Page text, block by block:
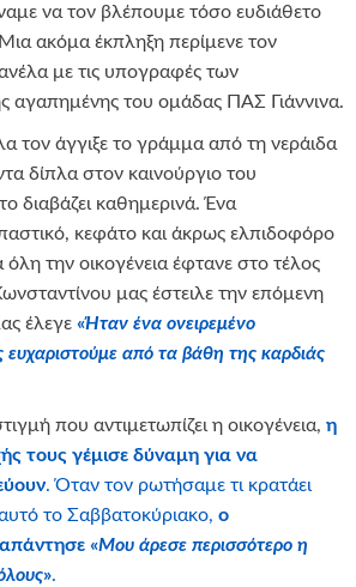
να τον βλέπουμε τόσο ευδιάθετο
ακόμα έκπληξη περίμενε τον
με τις υπογραφές των
αγαπημένης του ομάδας ΠΑΣ Γιάννινα.
τον άγγιξε το γράμμα από τη νεράιδα
δίπλα στον καινούργιο του
διαβάζει καθημερινά. Ένα
κεφάτο και άκρως ελπιδοφόρο
την οικογένεια έφτανε στο τέλος
μας έστειλε την επόμενη
έλεγε «Ήταν ένα ονειρεμένο
από τα βάθη της καρδιάς
που αντιμετωπίζει η οικογένεια, η
τους γέμισε δύναμη για να
. Όταν τον ρωτήσαμε τι κρατάει
το Σαββατοκύριακο, ο
«Μου άρεσε περισσότερο η
».